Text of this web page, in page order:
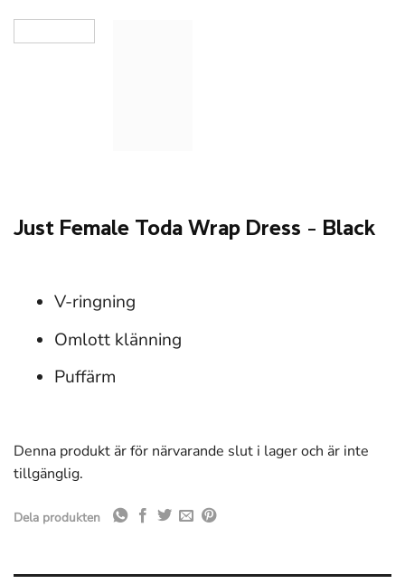
Just Female Toda Wrap Dress – Black
V-ringning
Omlott klänning
Puffärm
Denna produkt är för närvarande slut i lager och är inte
tillgänglig.
Dela produkten